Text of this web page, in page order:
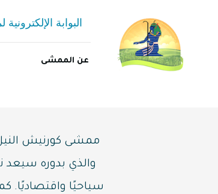
البوابة
عن الممشى
ممشى كورنيش النيل
والذي بدوره سيعد
سياحيًا واقتصاديًا.